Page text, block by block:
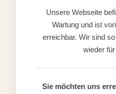
Unsere Webseite
Wartung und ist
erreichbar. Wir sind
wieder
Sie möchten uns